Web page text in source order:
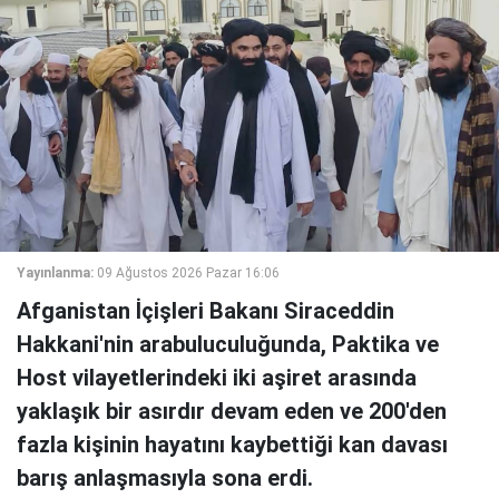
Yayınlanma: 09 Ağustos 2026 Pazar 16:06
Afganistan İçişleri Bakanı Siraceddin
Hakkani'nin arabuluculuğunda, Paktika ve
Host vilayetlerindeki iki aşiret arasında
yaklaşık bir asırdır devam eden ve 200'den
fazla kişinin hayatını kaybettiği kan davası
barış anlaşmasıyla sona erdi.